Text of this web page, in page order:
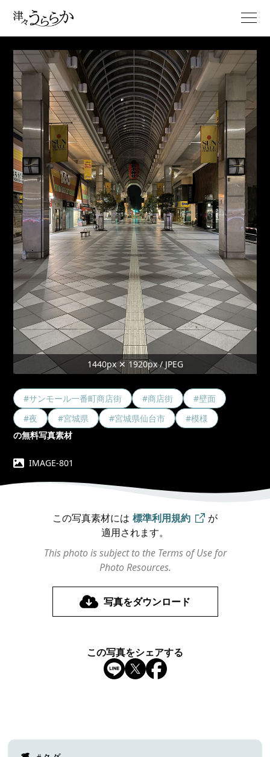
1440px ✕ 1920px / JPEG
#サンモール一番町商店街 #商店街
#壁面
#夜
#宮城県 #宮城県仙台市
#模様
の無料写真素材
IMAGE-801
この写真素材には 標準利用規約
が
適用されます。
This photo is subject to the Terms of Use for
Photo Resources.
写真をダウンロード
この写真をシェアする